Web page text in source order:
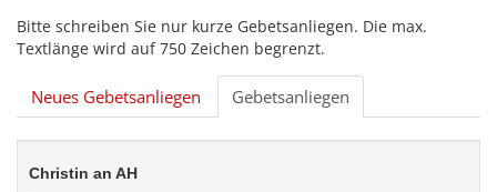
Bitte schreiben Sie nur kurze Gebetsanliegen. Die max.
Textlänge wird auf 750 Zeichen begrenzt.
Neues Gebetsanliegen Gebetsanliegen
Christin an AH